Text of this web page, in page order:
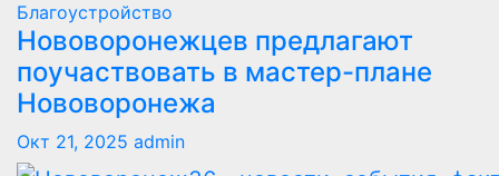
Благоустройство
Нововоронежцев предлагают
поучаствовать в мастер-плане
Нововоронежа
Окт 21, 2025 admin